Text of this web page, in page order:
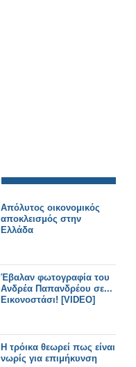
Απόλυτος οικονομικός
αποκλεισμός στην
Ελλάδα
Έβαλαν φωτογραφία του
Ανδρέα Παπανδρέου σε...
Εικονοστάσι! [VIDEO]
Η τρόικα θεωρεί πως είναι
νωρίς για επιμήκυνση